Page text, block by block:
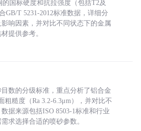
国标硬度和抗拉强度（包括T2及
GB/T 5231-2012标准数据，详细分
响因素，并对比不同状态下的金属
提供参考。
数的分级标准，重点分析了铝合金
粗糙度（Ra 3.2-6.3μm），并对比不
据来源包括ISO 8503-1标准和行业
求选择合适的喷砂参数。